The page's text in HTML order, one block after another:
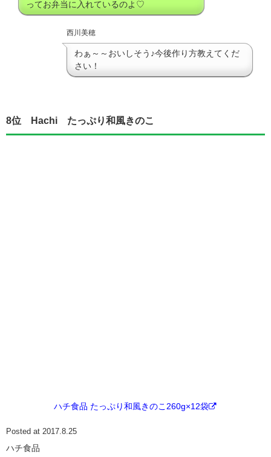
ってお弁当に入れているのよ♡
西川美穂
わぁ～～おいしそう♪今後作り方教えてくだ
さい！
8位 Hachi たっぷり和風きのこ
ハチ食品 たっぷり和風きのこ260g×12袋
Posted at 2017.8.25
ハチ食品